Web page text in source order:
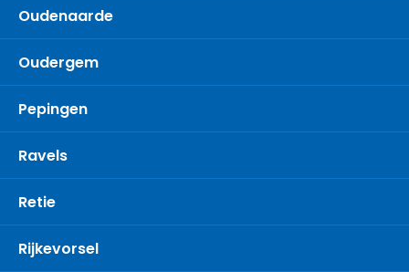
Oudenaarde
Oudergem
Pepingen
Ravels
Retie
Rijkevorsel